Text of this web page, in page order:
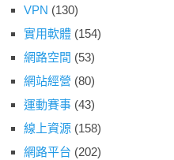
VPN (130)
實用軟體 (154)
網路空間 (53)
網站經營 (80)
運動賽事 (43)
線上資源 (158)
網路平台 (202)